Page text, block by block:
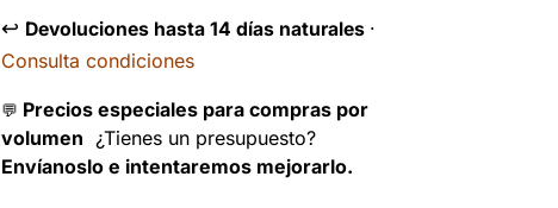
↩️ Devoluciones hasta 14 días naturales ·
Consulta condiciones
💬 Precios especiales para compras por
volumen ¿Tienes un presupuesto?
Envíanoslo e intentaremos mejorarlo.